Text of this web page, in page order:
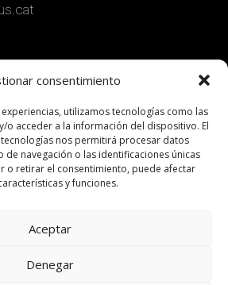
consentimiento
utilizamos tecnologías como las
o acceder a la información del dispositivo. El
nos permitirá procesar datos
navegación o las identificaciones únicas
o retirar el consentimiento, puede afectar
y funciones.
Aceptar
Denegar